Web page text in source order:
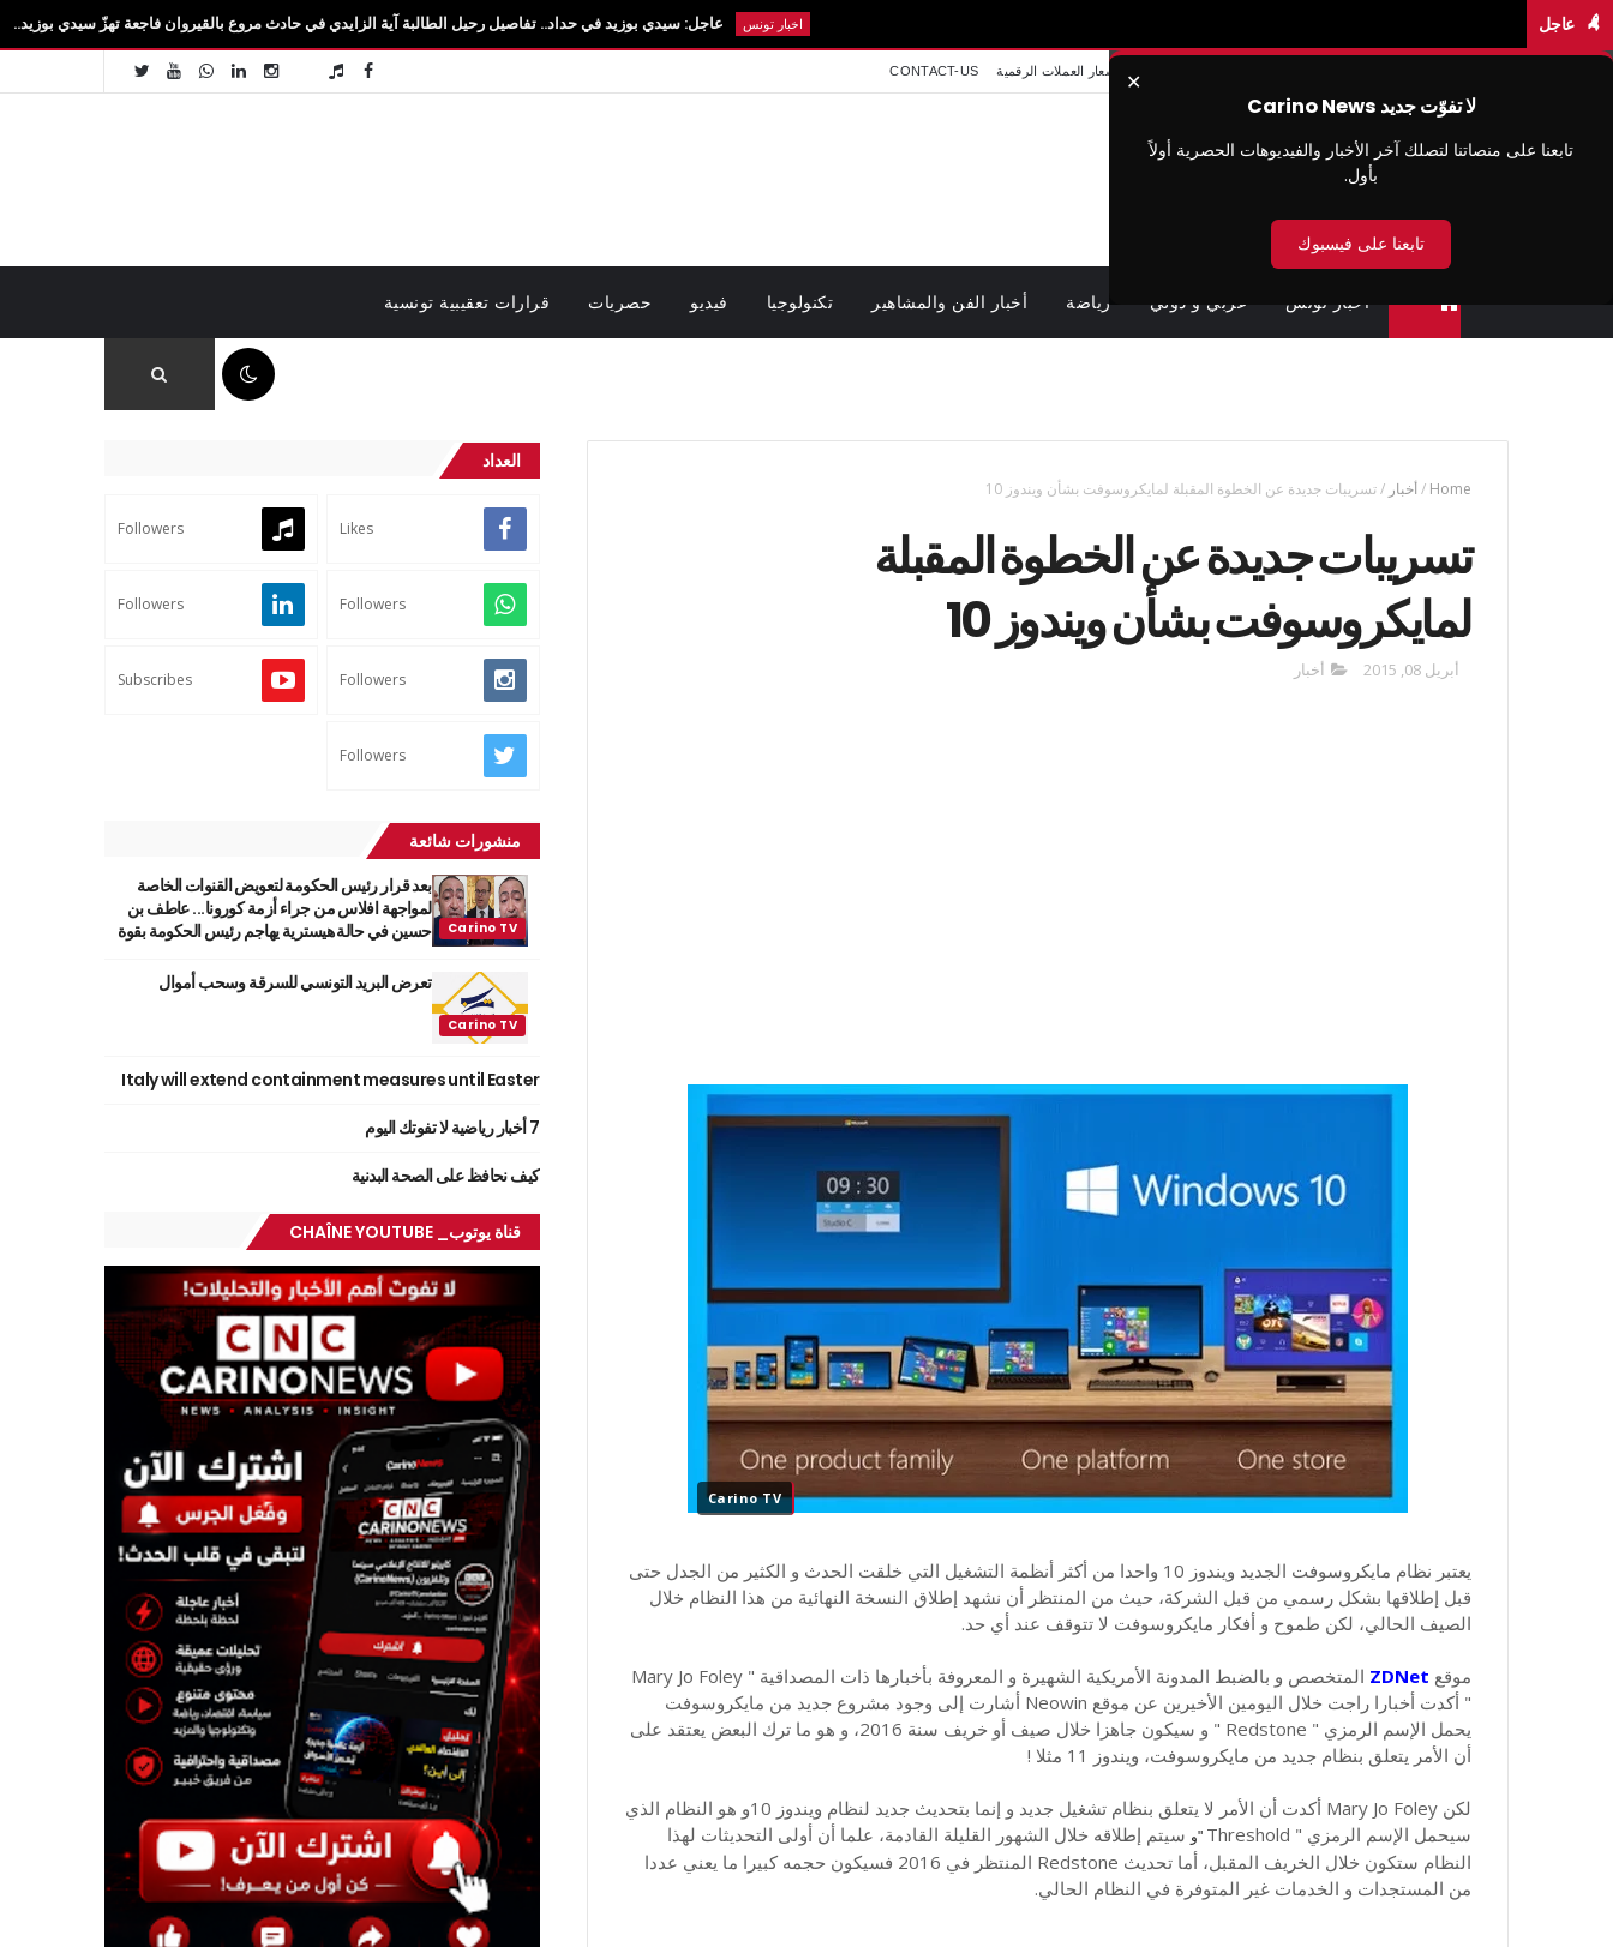
عاجل عاجل: سيدي بوزيد في حداد.. تفاصيل رحيل الطالبة آية الزايدي في حادث مروع بالقيروان فاجعة تهزّ سيدي بوزيد.. وفاة الطالبة آية
✕
لا تفوّت جديد Carino News
تابعنا على منصاتنا لتصلك آخر الأخبار والفيديوهات الحصرية أولاً
بأول.
تابعنا على فيسبوك
اسعار العملات الرقمية CONTACT-US
اخبار تونس عربي و دولي رياضة أخبار الفن والمشاهير تكنولوجيا فيديو حصريات قرارات تعقيبية تونسية
Home
/أخبار /تسريبات جديدة عن الخطوة المقبلة لمايكروسوفت بشأن ويندوز 10
تسريبات جديدة عن الخطوة المقبلة
لمايكروسوفت بشأن ويندوز 10
أبريل 08, 2015 أخبار
Carino TV
يعتبر نظام مايكروسوفت الجديد ويندوز 10 واحدا من أكثر أنظمة التشغيل التي خلقت الحدث و الكثير من الجدل حتى
قبل إطلاقها بشكل رسمي من قبل الشركة، حيث من المنتظر أن نشهد إطلاق النسخة النهائية من هذا النظام خلال
الصيف الحالي، لكن طموح و أفكار مايكروسوفت لا تتوقف عند أي حد.
موقع ZDNet
المتخصص و بالضبط المدونة الأمريكية الشهيرة و المعروفة بأخبارها ذات المصداقية " Mary Jo Foley
" أكدت أخبارا راجت خلال اليومين الأخيرين عن موقع Neowin أشارت إلى وجود مشروع جديد من مايكروسوفت
يحمل الإسم الرمزي " Redstone " و سيكون جاهزا خلال صيف أو خريف سنة 2016، و هو ما ترك البعض يعتقد على
أن الأمر يتعلق بنظام جديد من مايكروسوفت، ويندوز 11 مثلا !
لكن Mary Jo Foley أكدت أن الأمر لا يتعلق بنظام تشغيل جديد و إنما بتحديث جديد لنظام ويندوز 10و هو النظام الذي
سيحمل الإسم الرمزي " Threshold
"و سيتم إطلاقه خلال الشهور القليلة القادمة، علما أن أولى التحديثات لهذا
النظام ستكون خلال الخريف المقبل، أما تحديث
Redstone المنتظر في 2016 فسيكون حجمه كبيرا ما يعني عددا
من المستجدات و الخدمات غير المتوفرة في النظام الحالي.
العداد
Likes
Followers
Followers
Followers
Followers
Subscribes
Followers
منشورات شائعة
بعد قرار رئيس الحكومة لتعويض القنوات الخاصة
لمواجهة افلاس من جراء أزمة كورونا... عاطف بن
حسين في حالة هيسترية يهاجم رئيس الحكومة بقوة
تعرض البريد التونسي للسرقة وسحب أموال
Italy will extend containment measures until Easter
7 أخبار رياضية لا تفوتك اليوم
كيف نحافظ على الصحة البدنية
قناة يوتوب_ CHAÎNE YOUTUBE